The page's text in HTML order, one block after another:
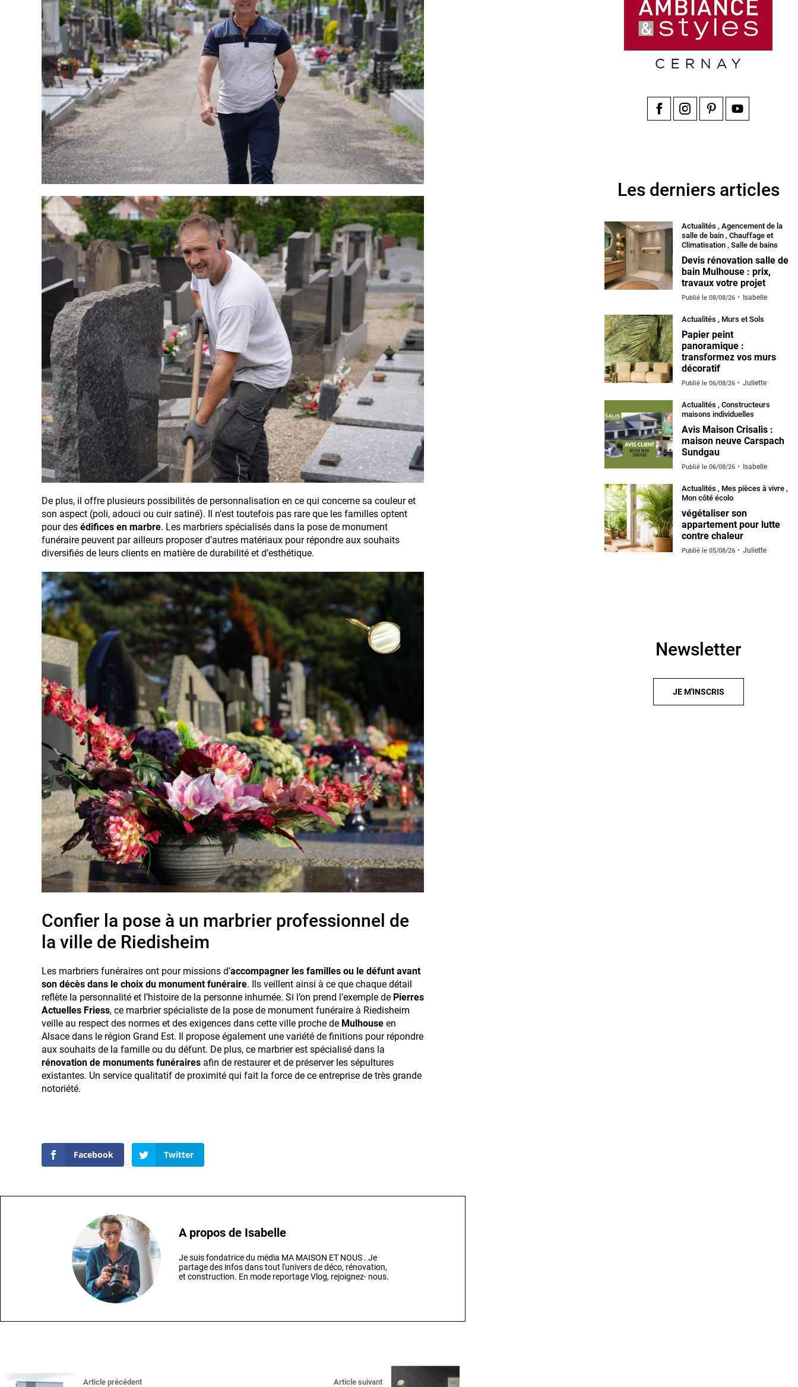
De plus, il offre plusieurs possibilités de personnalisation en ce qui concerne sa couleur et
son aspect (poli, adouci ou cuir satiné). Il n’est toutefois pas rare que les familles optent
pour des édifices en marbre. Les marbriers spécialisés dans la pose de monument
funéraire peuvent par ailleurs proposer d’autres matériaux pour répondre aux souhaits
diversifiés de leurs clients en matière de durabilité et d’esthétique.
Confier la pose à un marbrier professionnel de
la ville de Riedisheim
Les marbriers funéraires ont pour missions d’accompagner les familles ou le défunt avant
son décès dans le choix du monument funéraire. Ils veillent ainsi à ce que chaque détail
reflète la personnalité et l’histoire de la personne inhumée. Si l’on prend l’exemple de Pierres
Actuelles Friess, ce marbrier spécialiste de la pose de monument funéraire à Riedisheim
veille au respect des normes et des exigences dans cette ville proche de Mulhouse en
Alsace dans le région Grand Est. Il propose également une variété de finitions pour répondre
aux souhaits de la famille ou du défunt. De plus, ce marbrier est spécialisé dans la
rénovation de monuments funéraires afin de restaurer et de préserver les sépultures
existantes. Un service qualitatif de proximité qui fait la force de ce entreprise de très grande
notoriété.
Facebook Twitter
A propos de Isabelle
Je suis fondatrice du média MA MAISON ET NOUS . Je
partage des infos dans tout l'univers de déco, rénovation,
et construction. En mode reportage Vlog, rejoignez- nous.
Article précédent Article suivant
Les derniers articles
Actualités , Agencement de la
salle de bain , Chauffage et
Climatisation , Salle de bains
Devis rénovation salle de
bain Mulhouse : prix,
travaux votre projet
Publié le 08/08/26 Isabelle
Actualités , Murs et Sols
Papier peint
panoramique :
transformez vos murs
décoratif
Publié le 06/08/26 Juliette
Actualités , Constructeurs
maisons individuelles
Avis Maison Crisalis :
maison neuve Carspach
Sundgau
Publié le 06/08/26 Isabelle
Actualités , Mes pièces à vivre ,
Mon côté écolo
végétaliser son
appartement pour lutte
contre chaleur
Publié le 05/08/26 Juliette
Newsletter
JE M'INSCRIS